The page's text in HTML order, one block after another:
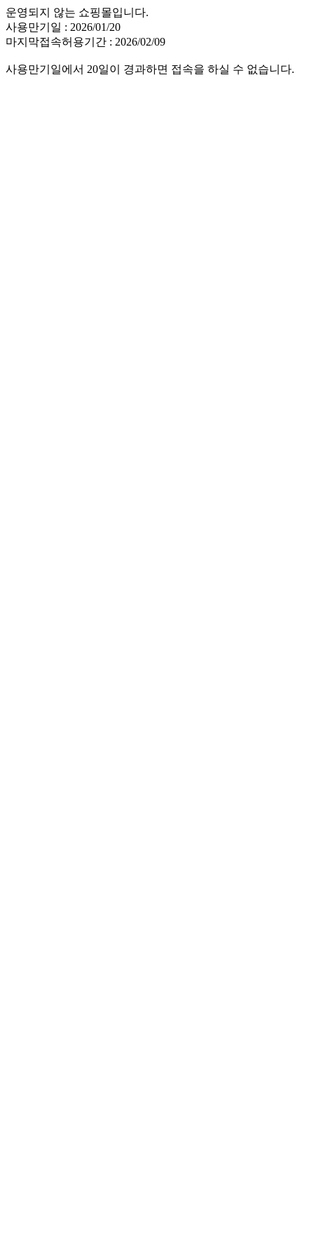
운영되지 않는 쇼핑몰입니다.
사용만기일 : 2026/01/20
마지막접속허용기간 : 2026/02/09
사용만기일에서 20일이 경과하면 접속을 하실 수 없습니다.